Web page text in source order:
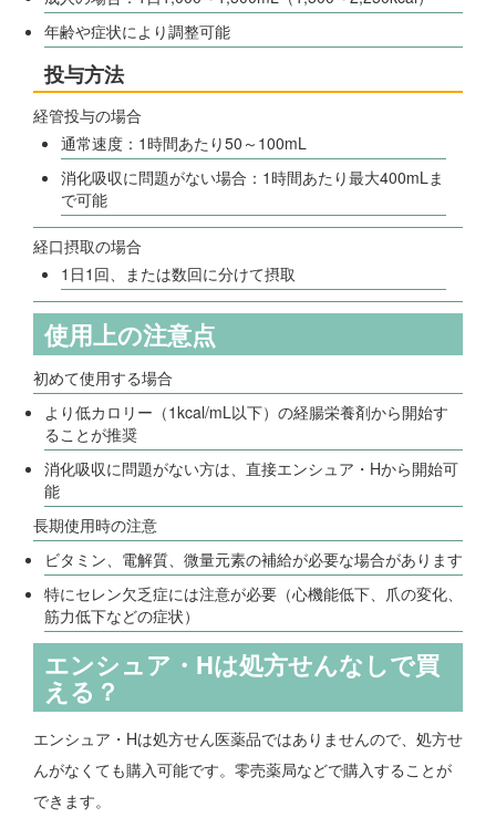
年齢や症状により調整可能
投与方法
経管投与の場合
通常速度：1時間あたり50～100mL
消化吸収に問題がない場合：1時間あたり最大400mLま
で可能
経口摂取の場合
1日1回、または数回に分けて摂取
使用上の注意点
初めて使用する場合
より低カロリー（1kcal/mL以下）の経腸栄養剤から開始す
ることが推奨
消化吸収に問題がない方は、直接エンシュア・Hから開始可
能
長期使用時の注意
ビタミン、電解質、微量元素の補給が必要な場合があります
特にセレン欠乏症には注意が必要（心機能低下、爪の変化、
筋力低下などの症状）
エンシュア・Hは処方せんなしで買
える？
エンシュア・Hは処方せん医薬品ではありませんので、処方せ
んがなくても購入可能です。零売薬局などで購入することが
できます。